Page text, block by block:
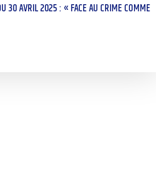
30 AVRIL 2025 : « FACE AU CRIME COMME